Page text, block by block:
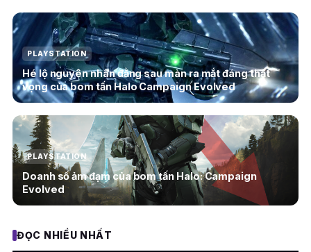
PLAYSTATION
Hé lộ nguyên nhân đằng sau màn ra mắt đáng thất
vọng của bom tấn Halo Campaign Evolved
PLAYSTATION
Doanh số ảm đạm của bom tấn Halo: Campaign
Evolved
ĐỌC NHIỀU NHẤT